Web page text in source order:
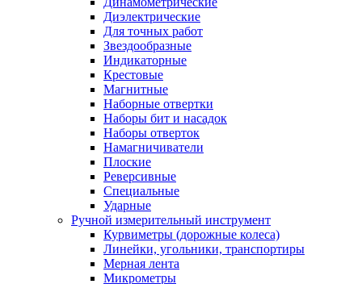
Диэлектрические
Для точных работ
Звездообразные
Индикаторные
Крестовые
Магнитные
Наборные отвертки
Наборы бит и насадок
Наборы отверток
Намагничиватели
Плоские
Реверсивные
Специальные
Ударные
Ручной измерительный инструмент
Курвиметры (дорожные колеса)
Линейки, угольники, транспортиры
Мерная лента
Микрометры